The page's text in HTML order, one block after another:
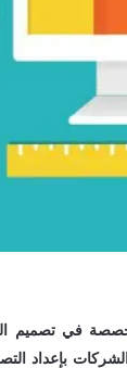
في تصميم
بإعداد